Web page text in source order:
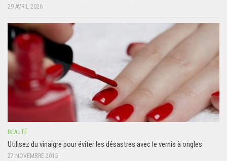
29 AVRIL 2026
BEAUTÉ
Utilisez du vinaigre pour éviter les désastres avec le vernis à ongles
27 NOVEMBRE 2015